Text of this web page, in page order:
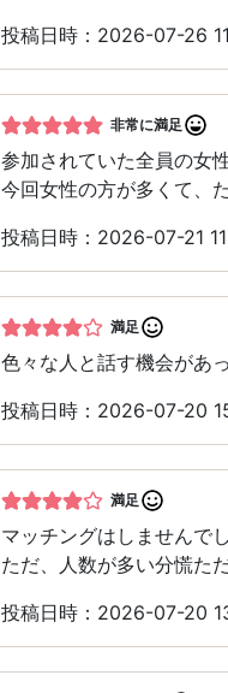
投稿日時：2026-07-26
非常に満足
参加されていた全員の女
今回女性の方が多くて、
投稿日時：2026-07-21
満足
色々な人と話す機会があ
投稿日時：2026-07-20
満足
マッチングはしませんで
ただ、人数が多い分慌た
投稿日時：2026-07-20